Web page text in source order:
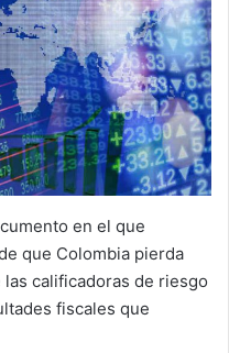
en el que
que Colombia pierda
calificadoras de riesgo
fiscales que